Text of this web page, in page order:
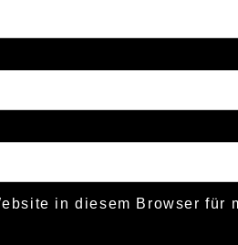
in diesem Browser für